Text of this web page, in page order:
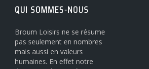
QUI SOMMES-NOUS
Broum Loisirs ne se résume
pas seulement en nombres
mais aussi en valeurs
humaines. En effet notre